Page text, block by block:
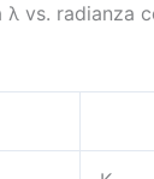
vs. radianza